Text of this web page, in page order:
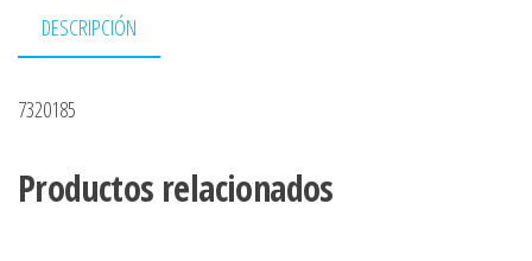
DESCRIPCIÓN
7320185
Productos relacionados